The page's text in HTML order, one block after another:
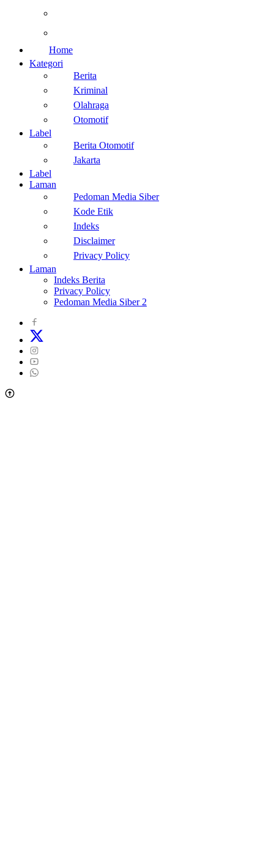
Home
Kategori
Berita
Kriminal
Olahraga
Otomotif
Label
Berita Otomotif
Jakarta
Label
Laman
Pedoman Media Siber
Kode Etik
Indeks
Disclaimer
Privacy Policy
Laman
Indeks Berita
Privacy Policy
Pedoman Media Siber 2